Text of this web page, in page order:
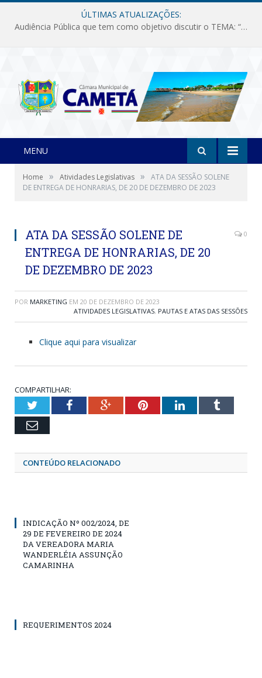
ÚLTIMAS ATUALIZAÇÕES:
Audiência Pública que tem como objetivo discutir o TEMA: “Fornecimento de Energia Elétrica em Debate: Tarifas, Qualidade e Atendimento dos Serviços”
MENU
Home » Atividades Legislativas »
ATA DA SESSÃO SOLENE
DE ENTREGA DE HONRARIAS, DE 20 DE DEZEMBRO DE 2023
ATA DA SESSÃO SOLENE DE
ENTREGA DE HONRARIAS, DE 20
DE DEZEMBRO DE 2023
0
POR MARKETING EM 20 DE DEZEMBRO DE 2023
ATIVIDADES LEGISLATIVAS, PAUTAS E ATAS DAS SESSÕES
Clique aqui para visualizar
COMPARTILHAR:
TwitterFacebookGoogle+PinterestLinkedInTumblr
Email
CONTEÚDO RELACIONADO
INDICAÇÃO Nº 002/2024, DE
29 DE FEVEREIRO DE 2024
DA VEREADORA MARIA
WANDERLÉIA ASSUNÇÃO
CAMARINHA
REQUERIMENTOS 2024